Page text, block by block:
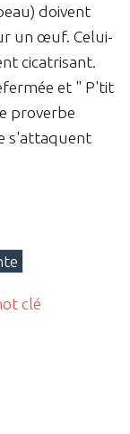
doivent
un œuf. Celui-
cicatrisant.
et " P'tit
proverbe
s'attaquent
clé